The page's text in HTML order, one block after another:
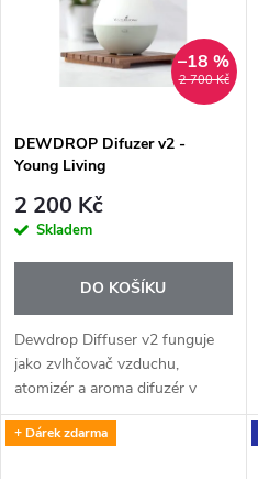
2 700 Kč
–18 %
DEWDROP Difuzer v2 -
Young Living
2 200 Kč
Skladem
DO KOŠÍKU
Dewdrop Diffuser v2 funguje
jako zvlhčovač vzduchu,
atomizér a aroma difuzér v
jednom. Díky ultrazvukové
technologii rozptyluje směs
+ Dárek zdarma